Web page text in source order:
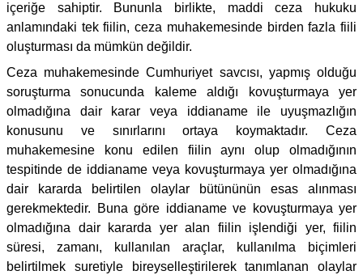
içeriğe sahiptir. Bununla birlikte, maddi ceza hukuku
anlamındaki tek fiilin, ceza muhakemesinde birden fazla fiili
oluşturması da mümkün değildir.
Ceza muhakemesinde Cumhuriyet savcısı, yapmış olduğu
soruşturma sonucunda kaleme aldığı kovuşturmaya yer
olmadığına dair karar veya iddianame ile uyuşmazlığın
konusunu ve sınırlarını ortaya koymaktadır. Ceza
muhakemesine konu edilen fiilin aynı olup olmadığının
tespitinde de iddianame veya kovuşturmaya yer olmadığına
dair kararda belirtilen olaylar bütününün esas alınması
gerekmektedir. Buna göre iddianame ve kovuşturmaya yer
olmadığına dair kararda yer alan fiilin işlendiği yer, fiilin
süresi, zamanı, kullanılan araçlar, kullanılma biçimleri
belirtilmek suretiyle bireyselleştirilerek tanımlanan olaylar